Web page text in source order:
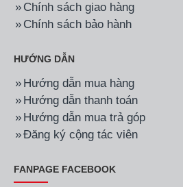
Chính sách giao hàng
Chính sách bảo hành
HƯỚNG DẪN
Hướng dẫn mua hàng
Hướng dẫn thanh toán
Hướng dẫn mua trả góp
Đăng ký cộng tác viên
FANPAGE FACEBOOK